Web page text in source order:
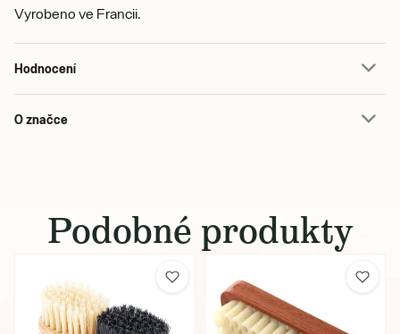
Vyrobeno ve Francii.
Hodnocení
O značce
Podobné produkty